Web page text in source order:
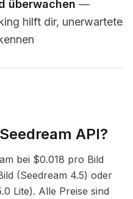
überwachen —
hilft dir, unerwartete
API?
bei $0.018 pro Bild
(Seedream 4.5) oder
Lite). Alle Preise sind